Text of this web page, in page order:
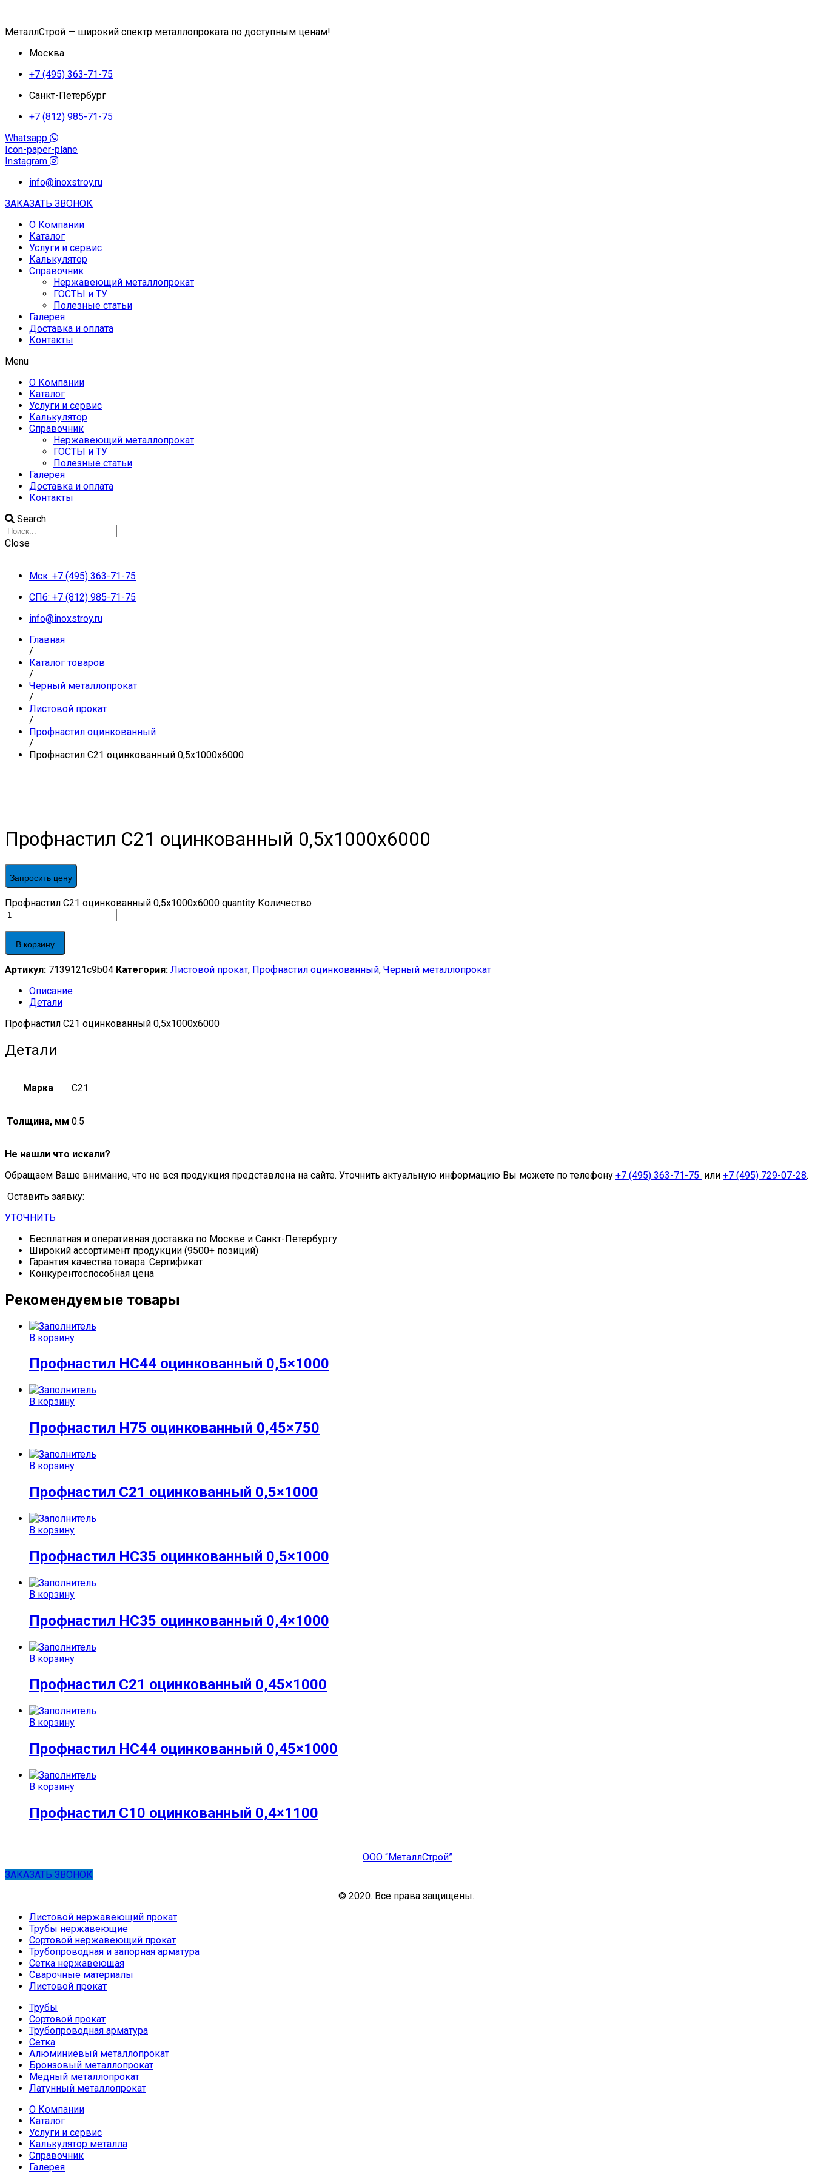
МеталлСтрой — широкий спектр металлопроката по доступным ценам!
Москва
+7 (495) 363-71-75
Санкт-Петербург
+7 (812) 985-71-75
Whatsapp
Icon-paper-plane
Instagram
info@inoxstroy.ru
ЗАКАЗАТЬ ЗВОНОК
О Компании
Каталог
Услуги и сервис
Калькулятор
Справочник
Нержавеющий металлопрокат
ГОСТЫ и ТУ
Полезные статьи
Галерея
Доставка и оплата
Контакты
Menu
О Компании
Каталог
Услуги и сервис
Калькулятор
Справочник
Нержавеющий металлопрокат
ГОСТЫ и ТУ
Полезные статьи
Галерея
Доставка и оплата
Контакты
Search
Close
Мск: +7 (495) 363-71-75
СПб: +7 (812) 985-71-75
info@inoxstroy.ru
Главная
/
Каталог товаров
/
Черный металлопрокат
/
Листовой прокат
/
Профнастил оцинкованный
/
Профнастил С21 оцинкованный 0,5x1000x6000
Профнастил С21 оцинкованный 0,5x1000x6000
Запросить цену
Профнастил С21 оцинкованный 0,5x1000x6000 quantity Количество
В корзину
Артикул: 7139121c9b04 Категория: Листовой прокат, Профнастил оцинкованный, Черный металлопрокат
Описание
Детали
Профнастил С21 оцинкованный 0,5x1000x6000
Детали
Марка С21
Толщина, мм 0.5
Не нашли что искали?
Обращаем Ваше внимание, что не вся продукция представлена на сайте. Уточнить актуальную информацию Вы можете по телефону +7 (495) 363-71-75 или +7 (495) 729-07-28.
Оставить заявку:
УТОЧНИТЬ
Бесплатная и оперативная доставка по Москве и Санкт-Петербургу
Широкий ассортимент продукции (9500+ позиций)
Гарантия качества товара. Сертификат
Конкурентоспособная цена
Рекомендуемые товары
В корзину
Профнастил НС44 оцинкованный 0,5×1000
В корзину
Профнастил Н75 оцинкованный 0,45×750
В корзину
Профнастил С21 оцинкованный 0,5×1000
В корзину
Профнастил НС35 оцинкованный 0,5×1000
В корзину
Профнастил НС35 оцинкованный 0,4×1000
В корзину
Профнастил С21 оцинкованный 0,45×1000
В корзину
Профнастил НС44 оцинкованный 0,45×1000
В корзину
Профнастил С10 оцинкованный 0,4×1100
ООО “МеталлСтрой”
ЗАКАЗАТЬ ЗВОНОК
© 2020. Все права защищены.
Листовой нержавеющий прокат
Трубы нержавеющие
Сортовой нержавеющий прокат
Трубопроводная и запорная арматура
Сетка нержавеющая
Сварочные материалы
Листовой прокат
Трубы
Сортовой прокат
Трубопроводная арматура
Сетка
Алюминиевый металлопрокат
Бронзовый металлопрокат
Медный металлопрокат
Латунный металлопрокат
О Компании
Каталог
Услуги и сервис
Калькулятор металла
Справочник
Галерея